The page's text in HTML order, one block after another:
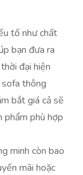
tố như chất
bạn đưa ra
đại hiện
sofa thông
bắt giá cả sẽ
phẩm phù hợp
minh còn bao
mãi hoặc